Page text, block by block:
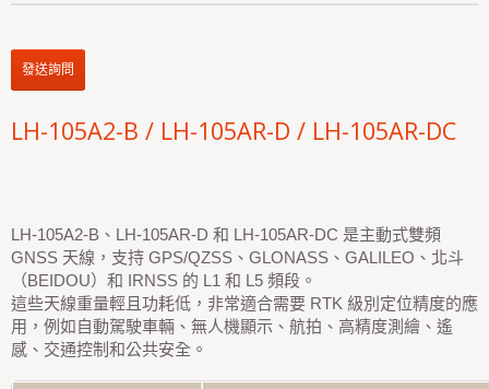
發送詢問
LH-105A2-B / LH-105AR-D / LH-105AR-DC
LH-105A2-B、LH-105AR-D 和 LH-105AR-DC 是主動式雙頻
GNSS 天線，支持 GPS/QZSS、GLONASS、GALILEO、北斗
（BEIDOU）和 IRNSS 的 L1 和 L5 頻段。
這些天線重量輕且功耗低，非常適合需要 RTK 級別定位精度的應
用，例如自動駕駛車輛、無人機顯示、航拍、高精度測繪、遙
感、交通控制和公共安全。